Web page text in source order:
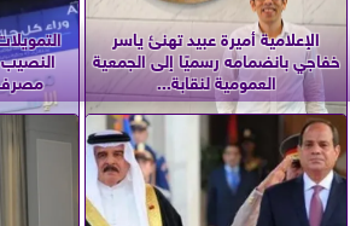
الإعلامية أميرة عبيد تهنئ ياسر
خفاجي بانضمامه رسميًا إلى الجمعية
العمومية لنقابة...
النصيب
مصرف